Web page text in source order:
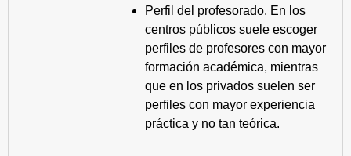
Perfil del profesorado. En los
centros públicos suele escoger
perfiles de profesores con mayor
formación académica, mientras
que en los privados suelen ser
perfiles con mayor experiencia
práctica y no tan teórica.